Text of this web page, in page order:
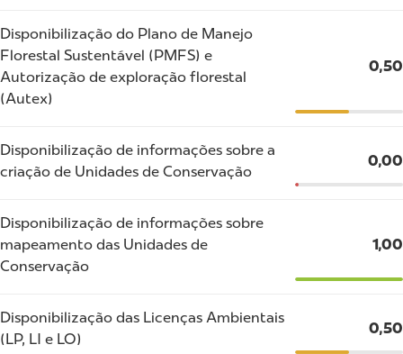
Disponibilização do Plano de Manejo
Florestal Sustentável (PMFS) e
Autorização de exploração florestal
(Autex)
0,50
Disponibilização de informações sobre a
criação de Unidades de Conservação
0,00
Disponibilização de informações sobre
mapeamento das Unidades de
Conservação
1,00
Disponibilização das Licenças Ambientais
(LP, LI e LO)
0,50